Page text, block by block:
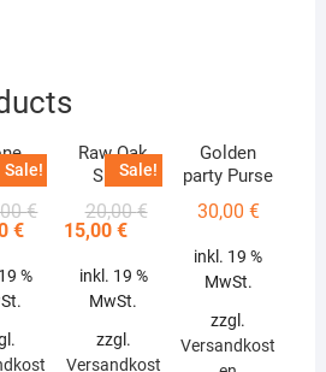
Sale!
€Original
price
200,00 €.
€
Current
price
188,00 €.
%
Sale!
Raw Oak
Shelf
20,00€Original
20,00 €.
15,00€
Current
15,00 €.
inkl. 19 %
MwSt.
zzgl.
Versandkost
Golden
party Purse
30,00 €
inkl. 19 %
MwSt.
zzgl.
Versandkost